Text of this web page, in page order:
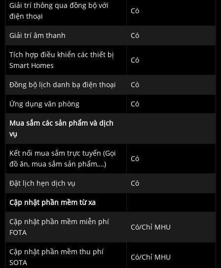
Giải trí thông qua đồng bộ với
điện thoại
Có
Giải trí âm thanh Có
Tích hợp điều khiển các thiết bị
Smart Homes
Có
Đồng bộ lịch danh bạ điện thoại Có
Ứng dụng văn phòng Có
Mua sắm các sản phẩm và dịch
vụ
Kết nối mua sắm trực tuyến (Gọi
đồ ăn, mua sắm sản phẩm,…)
Có
Đặt lịch hẹn dịch vụ Có
Cập nhật phần mềm từ xa
Cập nhật phần mềm miễn phí
FOTA
Có/Chỉ MHU
Cập nhật phần mềm thu phí
SOTA
Có/Chỉ MHU